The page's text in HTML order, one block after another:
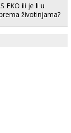
EKO ili je li u
životinjama?